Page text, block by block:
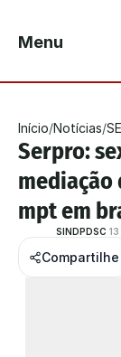
Menu
Início/Notícias/
Serpro:
mediação
mpt em
SINDPDSC
Compartilhe